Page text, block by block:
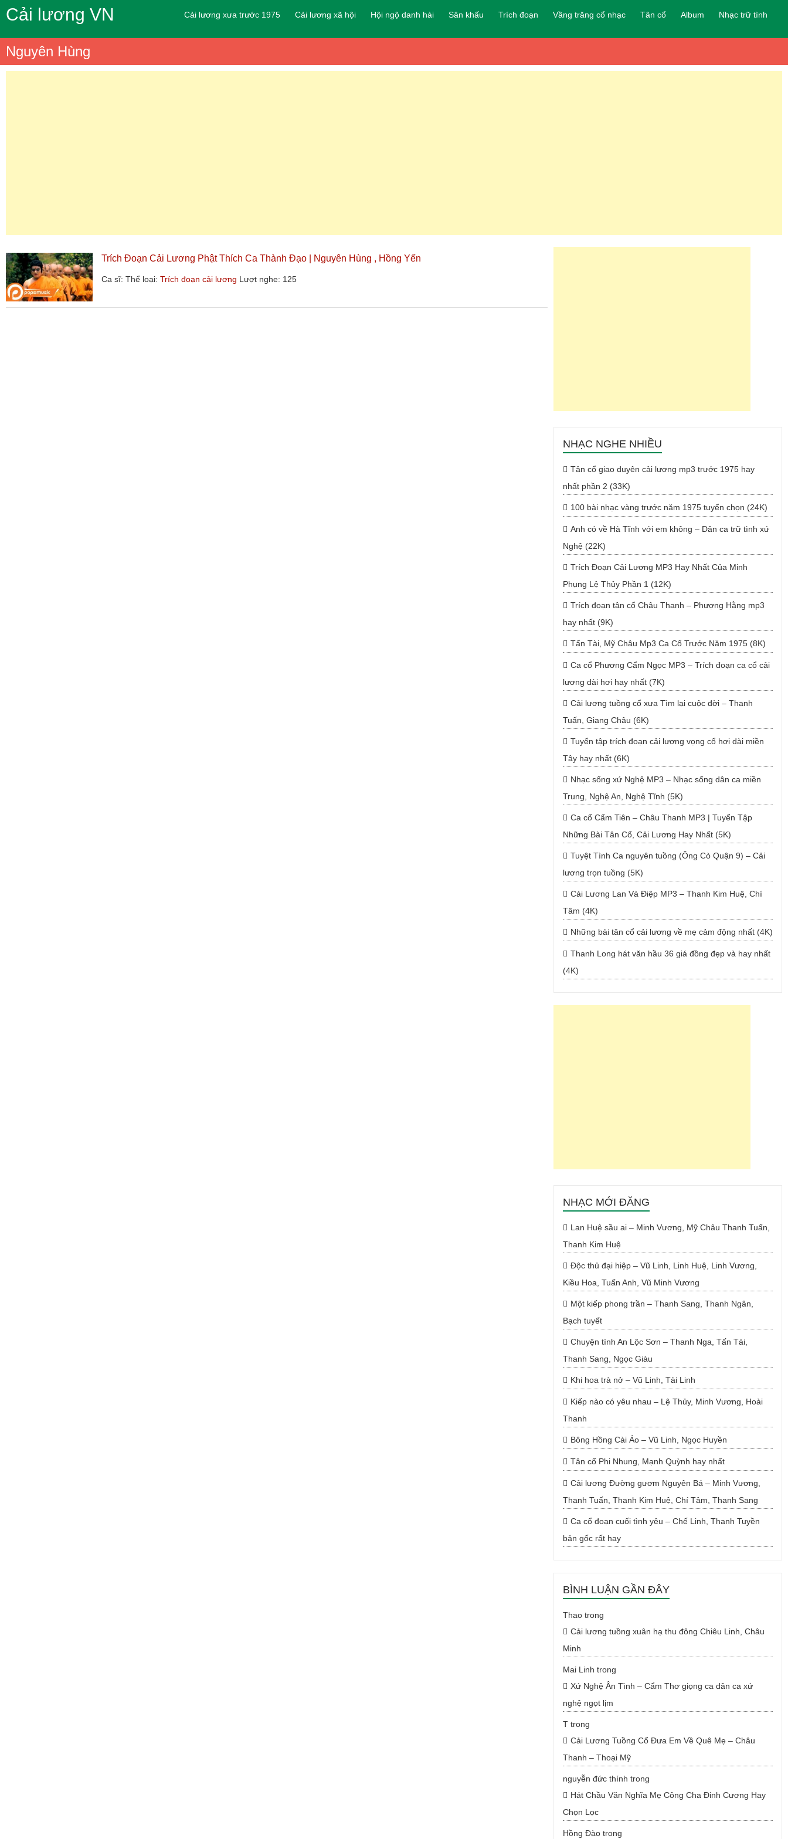
Cải lương VN Cải lương xưa trước 1975 Cải lương xã hội Hội ngộ danh hài Sân khấu Trích đoạn Vầng trăng cổ nhạc Tân cổ Album Nhạc trữ tình
Nguyên Hùng
Trích Đoạn Cải Lương Phật Thích Ca Thành Đạo | Nguyên Hùng , Hồng Yến
Ca sĩ: Thể loại: Trích đoạn cải lương Lượt nghe: 125
NHẠC NGHE NHIỀU
Tân cổ giao duyên cải lương mp3 trước 1975 hay
nhất phần 2 (33K)
100 bài nhạc vàng trước năm 1975 tuyển chọn (24K)
Anh có về Hà Tĩnh với em không – Dân ca trữ tình xứ
Nghệ (22K)
Trích Đoạn Cải Lương MP3 Hay Nhất Của Minh
Phụng Lệ Thủy Phần 1 (12K)
Trích đoạn tân cổ Châu Thanh – Phượng Hằng mp3
hay nhất (9K)
Tấn Tài, Mỹ Châu Mp3 Ca Cổ Trước Năm 1975 (8K)
Ca cổ Phương Cẩm Ngọc MP3 – Trích đoạn ca cổ cải
lương dài hơi hay nhất (7K)
Cải lương tuồng cổ xưa Tìm lại cuộc đời – Thanh
Tuấn, Giang Châu (6K)
Tuyển tập trích đoạn cải lương vọng cổ hơi dài miền
Tây hay nhất (6K)
Nhạc sống xứ Nghệ MP3 – Nhạc sống dân ca miền
Trung, Nghệ An, Nghệ Tĩnh (5K)
Ca cổ Cẩm Tiên – Châu Thanh MP3 | Tuyển Tập
Những Bài Tân Cổ, Cải Lương Hay Nhất (5K)
Tuyệt Tình Ca nguyên tuồng (Ông Cò Quận 9) – Cải
lương trọn tuồng (5K)
Cải Lương Lan Và Điệp MP3 – Thanh Kim Huệ, Chí
Tâm (4K)
Những bài tân cổ cải lương về mẹ cảm động nhất (4K)
Thanh Long hát văn hầu 36 giá đồng đẹp và hay nhất
(4K)
NHẠC MỚI ĐĂNG
Lan Huệ sầu ai – Minh Vương, Mỹ Châu Thanh Tuấn,
Thanh Kim Huệ
Độc thủ đại hiệp – Vũ Linh, Linh Huệ, Linh Vương,
Kiều Hoa, Tuấn Anh, Vũ Minh Vương
Một kiếp phong trần – Thanh Sang, Thanh Ngân,
Bạch tuyết
Chuyện tình An Lộc Sơn – Thanh Nga, Tấn Tài,
Thanh Sang, Ngọc Giàu
Khi hoa trà nở – Vũ Linh, Tài Linh
Kiếp nào có yêu nhau – Lệ Thủy, Minh Vương, Hoài
Thanh
Bông Hồng Cài Áo – Vũ Linh, Ngọc Huyền
Tân cổ Phi Nhung, Mạnh Quỳnh hay nhất
Cải lương Đường gươm Nguyên Bá – Minh Vương,
Thanh Tuấn, Thanh Kim Huệ, Chí Tâm, Thanh Sang
Ca cổ đoạn cuối tình yêu – Chế Linh, Thanh Tuyền
bản gốc rất hay
BÌNH LUẬN GẦN ĐÂY
Thaotrong
Cải lương tuồng xuân hạ thu đông Chiêu Linh, Châu
Minh
Mai Linh trong
Xứ Nghệ Ân Tình – Cẩm Thơ giọng ca dân ca xứ
nghệ ngọt lịm
Ttrong
Cải Lương Tuồng Cổ Đưa Em Về Quê Mẹ – Châu
Thanh – Thoại Mỹ
nguyễn đức thính trong
Hát Chầu Văn Nghĩa Mẹ Công Cha Đinh Cương Hay
Chọn Lọc
Hồng Đàotrong